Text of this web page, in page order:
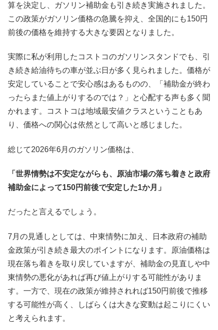
算を決定し、ガソリン補助金も引き続き実施されました。
この政策がガソリン価格の急騰を抑え、全国的にも150円
前後の価格を維持する大きな要因となりました。
実際に私が利用したコストコのガソリンスタンドでも、引
き続き給油待ちの車が並ぶ日が多く見られました。価格が
安定していることで安心感はあるものの、「補助金が終わ
ったらまた値上がりするのでは？」と心配する声も多く聞
かれます。コストコは地域最安値クラスということもあ
り、価格への関心は依然として高いと感じました。
総じて2026年6月のガソリン価格は、
「世界情勢は不安定ながらも、原油市場の落ち着きと政府
補助金によって150円前後で安定した1か月」
だったと言えるでしょう。
7月の見通しとしては、中東情勢に加え、日本政府の補助
金政策が引き続き最大のポイントになります。原油価格は
現在落ち着きを取り戻していますが、補助金の見直しや中
東情勢の悪化があれば再び値上がりする可能性がありま
す。一方で、現在の政策が維持されれば150円前後で推移
する可能性が高く、しばらくは大きな変動は起こりにくい
と考えられます。